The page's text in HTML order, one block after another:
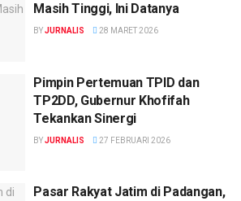
Masih Tinggi, Ini Datanya
BYJURNALIS 28 MARET 2026
Pimpin Pertemuan TPID dan
TP2DD, Gubernur Khofifah
Tekankan Sinergi
BYJURNALIS 27 FEBRUARI 2026
Pasar Rakyat Jatim di Padangan,